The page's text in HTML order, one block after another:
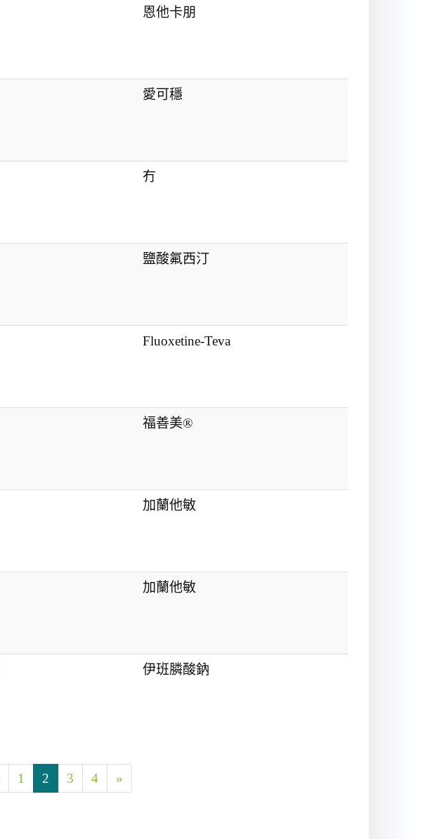
恩他卡朋
愛可穩
冇
鹽酸氟西汀
Fluoxetine-Teva
福善美®
加蘭他敏
加蘭他敏
伊班膦酸鈉
1 2 3 4 »